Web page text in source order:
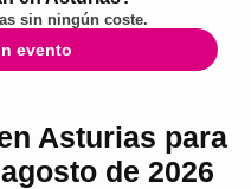
sin ningún coste.
evento
Asturias para
de 2026